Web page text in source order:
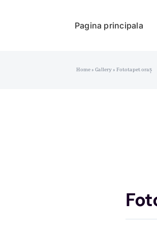
Pagina principala
Home»Gallery»Fototapet oraș